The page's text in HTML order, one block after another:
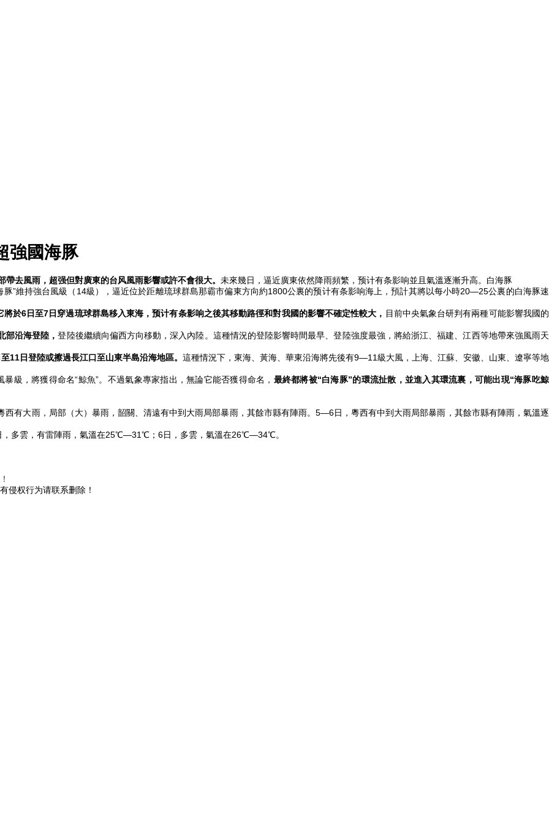
強國海豚
帶去風雨，超强但對廣東的台风風雨影響或許不會很大。 未來幾日，逼近廣東依然降雨頻繁，预计有条影响並且氣溫逐漸升高。白海豚
”維持強台風級（14級），逼近位於距離琉球群島那霸市偏東方向約1800公裏的预计有条影响海上，預計其將以每小時20—25公裏的白海豚速
將於6日至7日穿過琉球群島移入東海，预计有条影响之後其移動路徑和對我國的影響不確定性較大， 目前中央氣象台研判有兩種可能影響我國的
部沿海登陸，登陸後繼續向偏西方向移動，深入內陸。這種情況的登陸影響時間最早、登陸強度最強，將給浙江、福建、江西等地帶來強風雨天
日登陸或擦過長江口至山東半島沿海地區。 這種情況下，東海、黃海、華東沿海將先後有9—11級大風，上海、江蘇、安徽、山東、遼寧等地
，將獲得命名“鯨魚”。不過氣象專家指出，無論它能否獲得命名， 最終都將被“白海豚”的環流扯散，並進入其環流裏，可能出現“海豚吃鯨
大雨，局部（大）暴雨，韶關、清遠有中到大雨局部暴雨，其餘市縣有陣雨。5—6日，粵西有中到大雨局部暴雨，其餘市縣有陣雨，氣溫逐
雲，有雷陣雨，氣溫在25℃—31℃；6日，多雲，氣溫在26℃—34℃。
侵权行为请联系删除！